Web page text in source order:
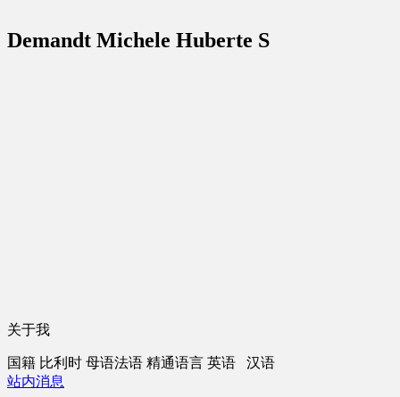
Demandt Michele Huberte S
关于我
国籍 比利时 母语法语 精通语言 英语 汉语
站内消息